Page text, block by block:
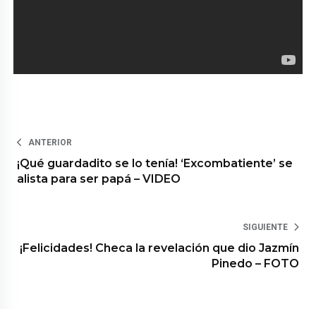
ANTERIOR
¡Qué guardadito se lo tenía! ‘Excombatiente’ se
alista para ser papá – VIDEO
SIGUIENTE
¡Felicidades! Checa la revelación que dio Jazmín
Pinedo – FOTO